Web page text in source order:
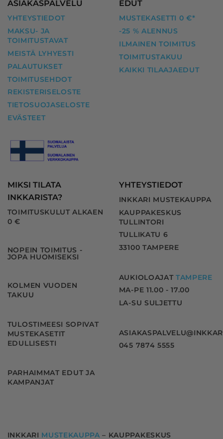
ASIAKASPALVELU
YHTEYSTIEDOT
MAKSU- JA
TOIMITUSTAVAT
MEISTÄ LYHYESTI
PALAUTUKSET
TOIMITUSEHDOT
REKISTERISELOSTE
TIETOSUOJASELOSTE
EVÄSTEET
EDUT
MUSTEKASETTI 0 €*
-25 % ALENNUS
ILMAINEN TOIMITUS
TOIMITUSTAKUU
KAIKKI TILAAJAEDUT
MIKSI TILATA
INKKARISTA?
TOIMITUSKULUT ALKAEN
0 €
NOPEIN TOIMITUS -
JOPA HUOMISEKSI
KOLMEN VUODEN
TAKUU
TULOSTIMEESI SOPIVAT
MUSTEKASETIT
EDULLISESTI
PARHAIMMAT EDUT JA
KAMPANJAT
YHTEYSTIEDOT
INKKARI MUSTEKAUPPA
KAUPPAKESKUS
TULLINTORI
TULLIKATU 6
33100 TAMPERE
AUKIOLOAJAT TAMPERE
MA-PE 11.00 - 17.00
LA-SU SULJETTU
045 7874 5555
INKKARI MUSTEKAUPPA – KAUPPAKESKUS